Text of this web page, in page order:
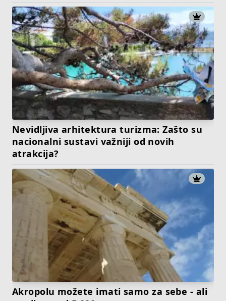
Nevidljiva arhitektura turizma: Zašto su
nacionalni sustavi važniji od novih
atrakcija?
Akropolu možete imati samo za sebe - ali